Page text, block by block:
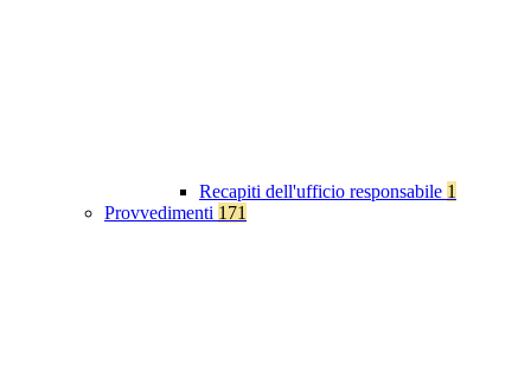
Recapiti dell'ufficio responsabile 1
Provvedimenti 171